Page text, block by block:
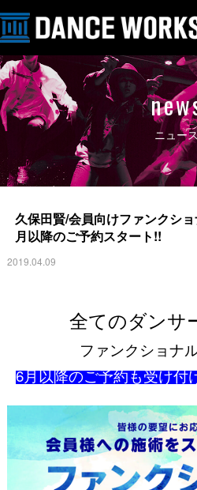
ニュー
久保田賢/会員向けファンクシ
月以降のご予約スタート!!
2019.04.09
全てのダンサ
ファンクショナ
6月以降のご予約も受け付